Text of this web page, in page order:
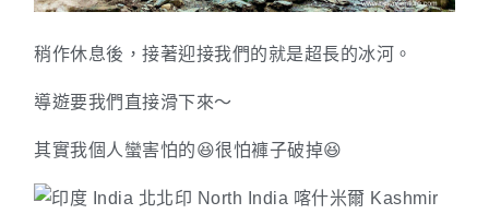
稍作休息後，接著迎接我們的就是超長的冰河。
導遊要我們直接滑下來～
其實我個人蠻害怕的😆很怕褲子破掉😆